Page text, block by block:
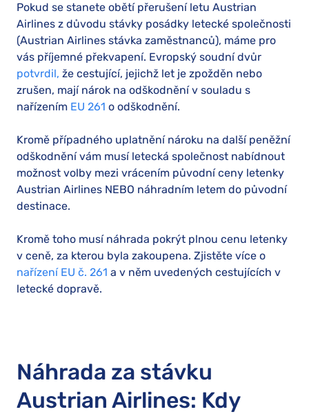
Pokud se stanete obětí přerušení letu Austrian
Airlines z důvodu stávky posádky letecké společnosti
(Austrian Airlines stávka zaměstnanců), máme pro
vás příjemné překvapení. Evropský soudní dvůr
potvrdil, že cestující, jejichž let je zpožděn nebo
zrušen, mají nárok na odškodnění v souladu s
nařízením EU 261 o odškodnění.
Kromě případného uplatnění nároku na další peněžní
odškodnění vám musí letecká společnost nabídnout
možnost volby mezi vrácením původní ceny letenky
Austrian Airlines NEBO náhradním letem do původní
destinace.
Kromě toho musí náhrada pokrýt plnou cenu letenky
v ceně, za kterou byla zakoupena. Zjistěte více o
nařízení EU č. 261 a v něm uvedených cestujících v
letecké dopravě.
Náhrada za stávku
Austrian Airlines: Kdy